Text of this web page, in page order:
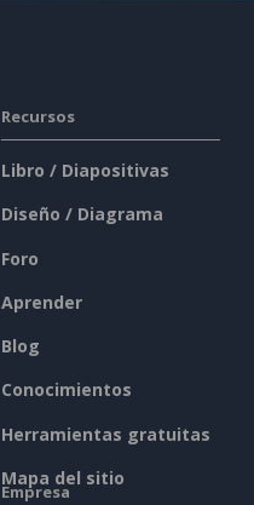
Recursos
Libro / Diapositivas
Diseño / Diagrama
Foro
Aprender
Blog
Conocimientos
Herramientas gratuitas
Mapa del sitio
Empresa